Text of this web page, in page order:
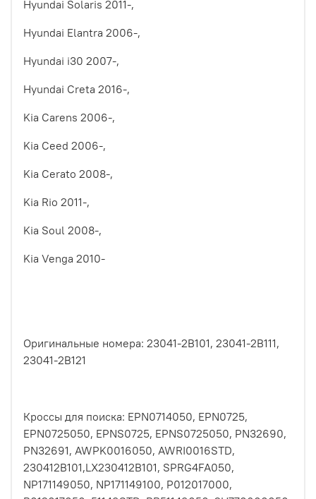
Hyundai Solaris 2011-,
Hyundai Elantra 2006-,
Hyundai i30 2007-,
Hyundai Creta 2016-,
Kia Carens 2006-,
Kia Ceed 2006-,
Kia Cerato 2008-,
Kia Rio 2011-,
Kia Soul 2008-,
Kia Venga 2010-
Оригинальные номера: 23041-2B101, 23041-2B111,
23041-2B121
Кроссы для поиска: EPN0714050, EPN0725,
EPN0725050, EPNS0725, EPNS0725050, PN32690,
PN32691, AWPK0016050, AWRI0016STD,
230412B101,LX230412B101, SPRG4FA050,
NP171149050, NP171149100, P012017000,